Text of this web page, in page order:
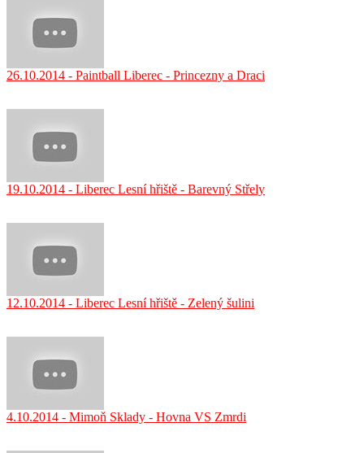
26.10.2014 - Paintball Liberec - Princezny a Draci
19.10.2014 - Liberec Lesní hřiště - Barevný Střely
12.10.2014 - Liberec Lesní hřiště - Zelený šulini
4.10.2014 - Mimoň Sklady - Hovna VS Zmrdi